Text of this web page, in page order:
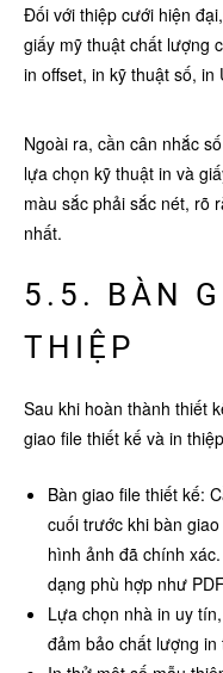
Đối với thiệp cưới hiện
giấy mỹ thuật chất lượng
in offset, in kỹ thuật số,
Ngoài ra, cần cân nhắc
lựa chọn kỹ thuật in và
màu sắc phải sắc nét, rõ
nhất.
5.5. BÀN
THIỆP
Sau khi hoàn thành thiết
giao file thiết kế và in
Bàn giao file thiết kế:
cuối trước khi bàn
hình ảnh đã chính
dạng phù hợp như
Lựa chọn nhà in uy
đảm bảo chất lượng in